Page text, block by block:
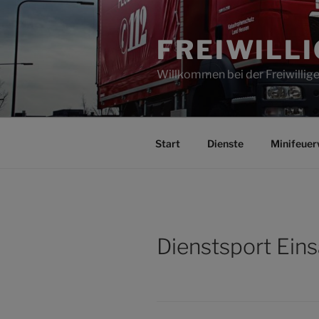
Zum
Inhalt
springen
Willkommen bei der
Start Dienste
Dienstsport